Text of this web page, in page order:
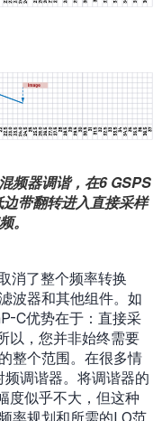
频器调谐，在6 GSPS
带翻转进入直接采样
。
消了整个频率转换
波器和其他组件。如
C优势在于：直接采
以，您并非始终需要
整个范围。在很多情
调谐器。将调谐器的
度似乎不大，但这种